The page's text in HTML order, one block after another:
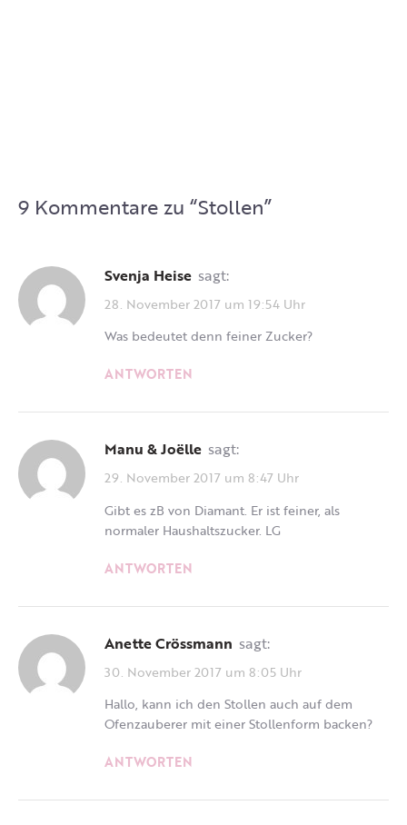
9 Kommentare zu “Stollen”
Svenja Heise sagt:
28. November 2017 um 19:54 Uhr
Was bedeutet denn feiner Zucker?
ANTWORTEN
Manu & Joëlle sagt:
29. November 2017 um 8:47 Uhr
Gibt es zB von Diamant. Er ist feiner, als
normaler Haushaltszucker. LG
ANTWORTEN
Anette Crössmann sagt:
30. November 2017 um 8:05 Uhr
Hallo, kann ich den Stollen auch auf dem
Ofenzauberer mit einer Stollenform backen?
ANTWORTEN